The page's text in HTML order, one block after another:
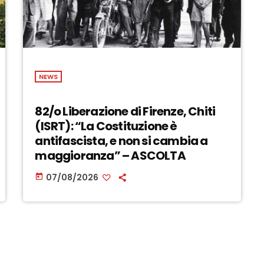
NEWS
82/o Liberazione di Firenze, Chiti
(ISRT): “La Costituzione è
antifascista, e non si cambia a
maggioranza” – ASCOLTA
today 07/08/2026